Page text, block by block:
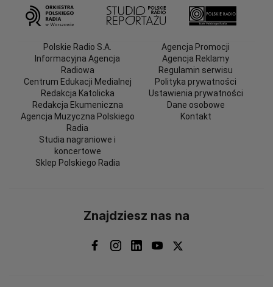
Polskie Radio S.A.
Informacyjna Agencja
Radiowa
Centrum Edukacji Medialnej
Redakcja Katolicka
Redakcja Ekumeniczna
Agencja Muzyczna Polskiego
Radia
Studia nagraniowe i
koncertowe
Sklep Polskiego Radia
Agencja Promocji
Agencja Reklamy
Regulamin serwisu
Polityka prywatności
Ustawienia prywatności
Dane osobowe
Kontakt
Znajdziesz nas na